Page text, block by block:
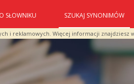
i reklamowych. Więcej informacji znajdziesz
O SŁOWNIKU SZUKAJ SYNONIMÓW